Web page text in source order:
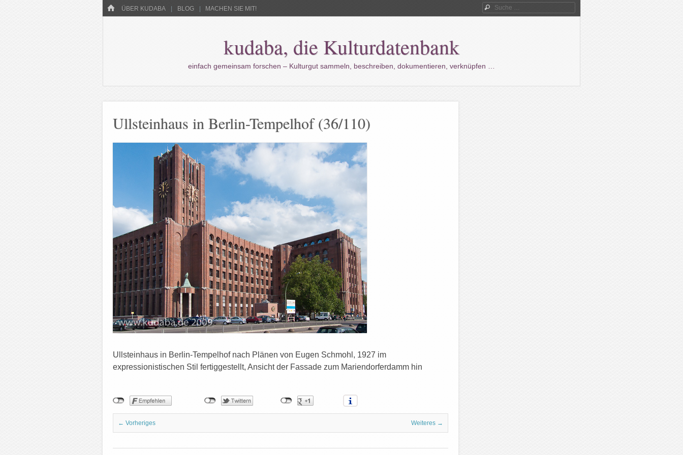
HOME
Menü
WECHSELN SIE ZUM INHALT
ÜBER KUDABA BLOG MACHEN SIE MIT! Suche
kudaba, die Kulturdatenbank
einfach gemeinsam forschen – Kulturgut sammeln, beschreiben, dokumentieren, verknüpfen …
Ullsteinhaus in Berlin-Tempelhof (36/110)
Ullsteinhaus in Berlin-Tempelhof nach Plänen von Eugen Schmohl, 1927 im
expressionistischen Stil fertiggestellt, Ansicht der Fassade zum Mariendorferdamm hin
← Vorheriges Weiteres →